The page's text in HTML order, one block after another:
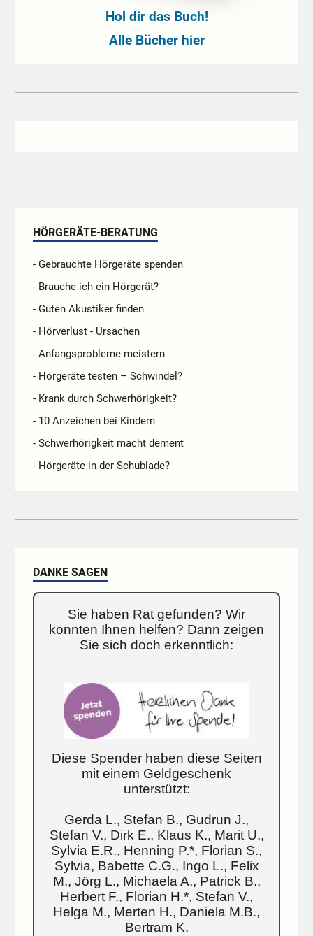
Hol dir das Buch!
Alle Bücher hier
HÖRGERÄTE-BERATUNG
- Gebrauchte Hörgeräte spenden
- Brauche ich ein Hörgerät?
- Guten Akustiker finden
- Hörverlust - Ursachen
- Anfangsprobleme meistern
- Hörgeräte testen – Schwindel?
- Krank durch Schwerhörigkeit?
- 10 Anzeichen bei Kindern
- Schwerhörigkeit macht dement
- Hörgeräte in der Schublade?
DANKE SAGEN
Sie haben Rat gefunden? Wir
konnten Ihnen helfen? Dann zeigen
Sie sich doch erkenntlich:
Diese Spender haben diese Seiten
mit einem Geldgeschenk
unterstützt:
Gerda L., Stefan B., Gudrun J.,
Stefan V., Dirk E., Klaus K., Marit U.,
Sylvia E.R., Henning P.*, Florian S.,
Sylvia, Babette C.G., Ingo L., Felix
M., Jörg L., Michaela A., Patrick B.,
Herbert F., Florian H.*, Stefan V.,
Helga M., Merten H., Daniela M.B.,
Bertram K.